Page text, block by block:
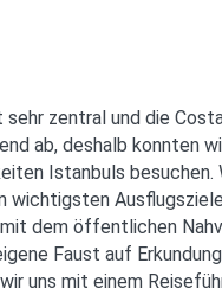
sehr zentral und die
ab, deshalb konnten
Istanbuls besuchen.
wichtigsten
dem öffentlichen
Faust auf
uns mit einem